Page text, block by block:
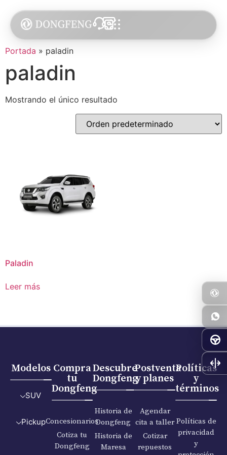
Portada » paladin
paladin
Mostrando el único resultado
Paladin
Leer más
Modelos
SUV
Pickup
Compra
tu
Dongfeng
Concesionarios
Cotiza tu
Dongfeng
Descubre
Dongfeng
Historia de
Dongfeng
Historia de
Maresa
Postventa
y planes
Agendar
cita a taller
Cotizar
repuestos
Políticas
y
términos
Políticas de
privacidad
y